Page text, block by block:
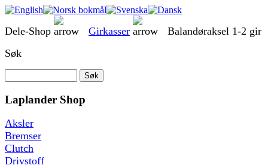
Dele-Shop Girkasser
Balandøraksel 1-2 gir
Søk
Laplander Shop
Aksler
Bremser
Clutch
Drivstoff